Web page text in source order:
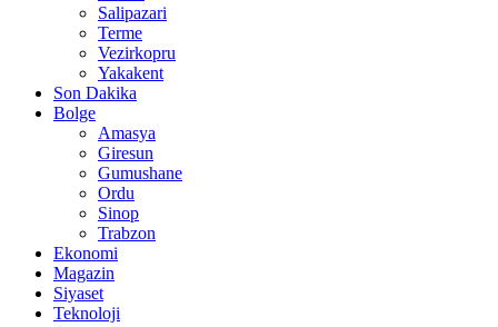
Salipazari
Terme
Vezirkopru
Yakakent
Son Dakika
Bolge
Amasya
Giresun
Gumushane
Ordu
Sinop
Trabzon
Ekonomi
Magazin
Siyaset
Teknoloji